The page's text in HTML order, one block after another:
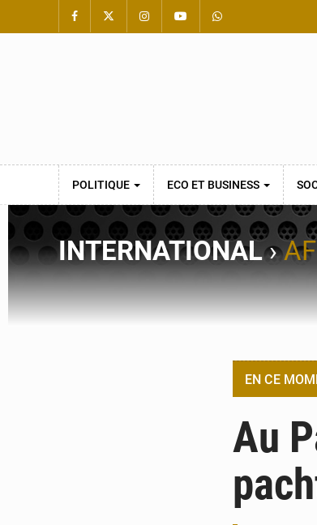
POLITIQUE ECO ET BUSINESS
INTERNATIONAL›
EN CE
Au